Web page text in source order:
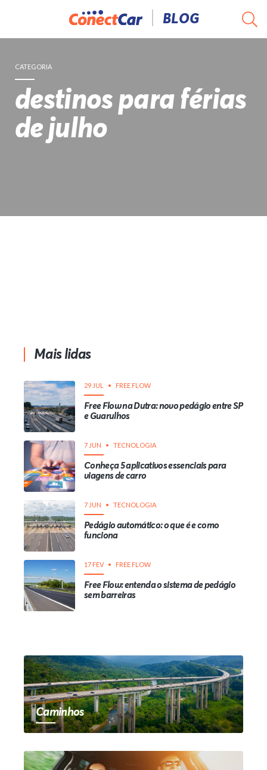
BLOG
CATEGORIA
destinos para férias
de julho
Mais lidas
29 JUL FREE FLOW
Free Flow na Dutra: novo pedágio entre SP
e Guarulhos
7 JUN TECNOLOGIA
Conheça 5 aplicativos essenciais para
viagens de carro
7 JUN TECNOLOGIA
Pedágio automático: o que é e como
funciona
17 FEV FREE FLOW
Free Flow: entenda o sistema de pedágio
sem barreiras
Caminhos